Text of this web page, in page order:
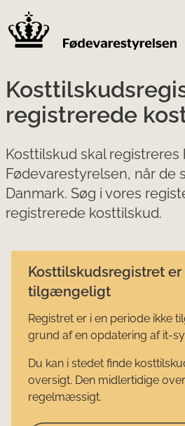
registrerede
Kosttilskud skal registreres
Fødevarestyrelsen, når de
Danmark. Søg i vores
registrerede kosttilskud.
Kosttilskudsregistret er
tilgængeligt
Registret er i en periode ikke
grund af en opdatering af it-
Du kan i stedet finde
oversigt. Den midlertidige
regelmæssigt.